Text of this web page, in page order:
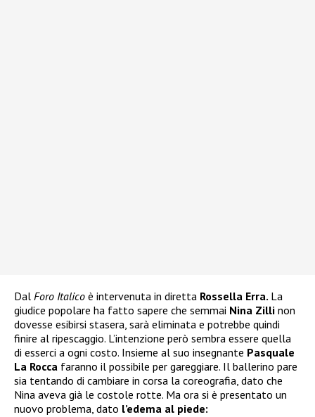
Dal Foro Italico è intervenuta in diretta Rossella Erra. La
giudice popolare ha fatto sapere che semmai Nina Zilli non
dovesse esibirsi stasera, sarà eliminata e potrebbe quindi
finire al ripescaggio. L’intenzione però sembra essere quella
di esserci a ogni costo. Insieme al suo insegnante Pasquale
La Rocca faranno il possibile per gareggiare. Il ballerino pare
sia tentando di cambiare in corsa la coreografia, dato che
Nina aveva già le costole rotte. Ma ora si è presentato un
nuovo problema, dato l’edema al piede: